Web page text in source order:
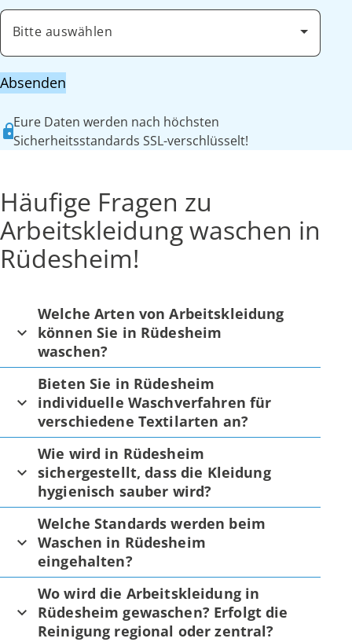
Bitte auswählen
Absenden
Eure Daten werden nach höchsten
Sicherheitsstandards SSL-verschlüsselt!
Häufige Fragen zu
Arbeitskleidung waschen in
Rüdesheim!
Welche Arten von Arbeitskleidung
können Sie in Rüdesheim
waschen?
Bieten Sie in Rüdesheim
individuelle Waschverfahren für
verschiedene Textilarten an?
Wie wird in Rüdesheim
sichergestellt, dass die Kleidung
hygienisch sauber wird?
Welche Standards werden beim
Waschen in Rüdesheim
eingehalten?
Wo wird die Arbeitskleidung in
Rüdesheim gewaschen? Erfolgt die
Reinigung regional oder zentral?